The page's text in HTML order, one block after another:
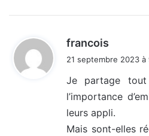
francois
:
21 septembre 2023 à
Je partage
l’importance
leurs appli.
Mais sont-elles